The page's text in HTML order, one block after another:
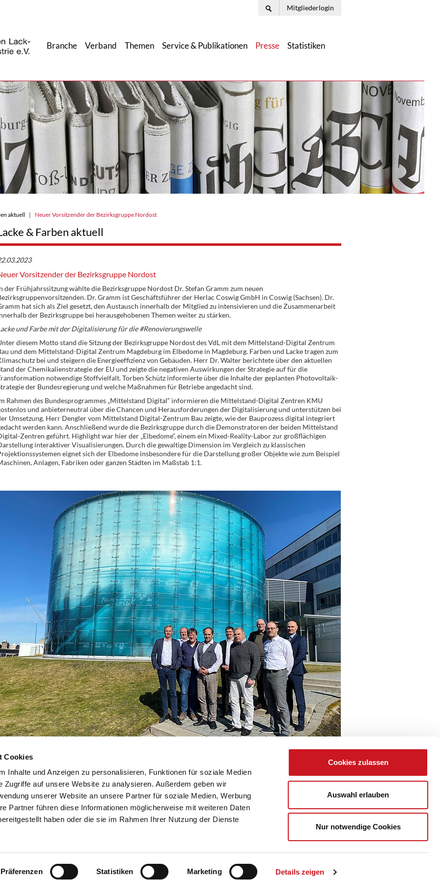
Cookies
Inhalte und Anzeigen zu personalisieren, Funktionen für soziale Medien
Zugriffe auf unsere Website zu analysieren. Außerdem geben wir
unserer Website an unsere Partner für soziale Medien, Werbung
Partner führen diese Informationen möglicherweise mit weiteren Daten
haben oder die sie im Rahmen Ihrer Nutzung der Dienste
Präferenzen Statistiken Marketing Details zeigen
Cookies zulassen
Auswahl erlauben
Nur notwendige Cookies
Mitgliederlogin
Branche Verband Themen Service & Publikationen Presse Statistiken
aktuell Neuer Vorsitzender der Bezirksgruppe Nordost
& Farben aktuell
Vorsitzender der Bezirksgruppe Nordost
der Frühjahrssitzung wählte die Bezirksgruppe Nordost Dr. Stefan Gramm zum neuen
Dr. Gramm ist Geschäftsführer der Herlac Coswig GmbH in Coswig (Sachsen). Dr.
hat sich als Ziel gesetzt, den Austausch innerhalb der Mitglied zu intensivieren und die Zusammenarbeit
der Bezirksgruppe bei herausgehobenen Themen weiter zu stärken.
und Farbe mit der Digitalisierung für die #Renovierungswelle
diesem Motto stand die Sitzung der Bezirksgruppe Nordost des VdL mit dem Mittelstand-Digital Zentrum
und dem Mittelstand-Digital Zentrum Magdeburg im Elbedome in Magdeburg. Farben und Lacke tragen zum
bei und steigern die Energieeffizienz von Gebäuden. Herr Dr. Walter berichtete über den aktuellen
der Chemikalienstrategie der EU und zeigte die negativen Auswirkungen der Strategie auf für die
notwendige Stoffvielfalt. Torben Schütz informierte über die Inhalte der geplanten Photovoltaik-
der Bundesregierung und welche Maßnahmen für Betriebe angedacht sind.
Rahmen des Bundesprogrammes „Mittelstand Digital“ informieren die Mittelstand-Digital Zentren KMU
und anbieterneutral über die Chancen und Herausforderungen der Digitalisierung und unterstützen bei
Umsetzung. Herr Dengler vom Mittelstand Digital-Zentrum Bau zeigte, wie der Bauprozess digital integriert
werden kann. Anschließend wurde die Bezirksgruppe durch die Demonstratoren der beiden Mittelstand
Zentren geführt. Highlight war hier der „Elbedome“, einem ein Mixed-Reality-Labor zur großflächigen
interaktiver Visualisierungen. Durch die gewaltige Dimension im Vergleich zu klassischen
eignet sich der Elbedome insbesondere für die Darstellung großer Objekte wie zum Beispiel
Anlagen, Fabriken oder ganzen Städten im Maßstab 1:1.
Zurück
Impressum Datenschutz